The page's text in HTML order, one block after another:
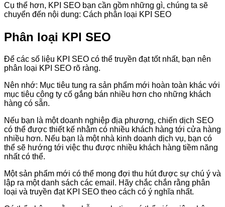
Cụ thể hơn, KPI SEO bạn cần gồm những gì, chúng ta sẽ
chuyển đến nội dung: Cách phân loại KPI SEO
Phân loại KPI SEO
Để các số liệu KPI SEO có thể truyền đạt tốt nhất, bạn nên
phân loại KPI SEO rõ ràng.
Nên nhớ: Mục tiêu tung ra sản phẩm mới hoàn toàn khác với
mục tiêu công ty cố gắng bán nhiều hơn cho những khách
hàng có sẵn.
Nếu bạn là một doanh nghiệp địa phương, chiến dịch SEO
có thể được thiết kế nhằm có nhiều khách hàng tới cửa hàng
nhiều hơn. Nếu bạn là một nhà kinh doanh dịch vụ, bạn có
thể sẽ hướng tới việc thu được nhiều khách hàng tiềm năng
nhất có thể.
Một sản phẩm mới có thể mong đợi thu hút được sự chú ý và
lập ra một danh sách các email. Hãy chắc chắn rằng phân
loại và truyền đạt KPI SEO theo cách có ý nghĩa nhất.